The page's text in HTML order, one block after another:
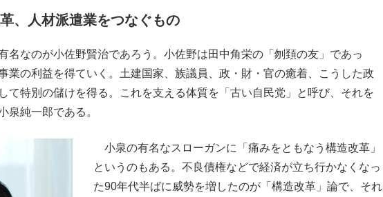
、人材派遣業をつなぐもの
なのが小佐野賢治であろう。小佐野は田中角栄の「刎頚の友」であっ
業の利益を得ていく。土建国家、族議員、政・財・官の癒着、こうした政
て特別の儲けを得る。これを支える体質を「古い自民党」と呼び、それを
泉純一郎である。
小泉の有名なスローガンに「痛みをともなう構造改革」
というのもある。不良債権などで経済が立ち行かなくなっ
た90年代半ばに威勢を増したのが「構造改革」論で、それ